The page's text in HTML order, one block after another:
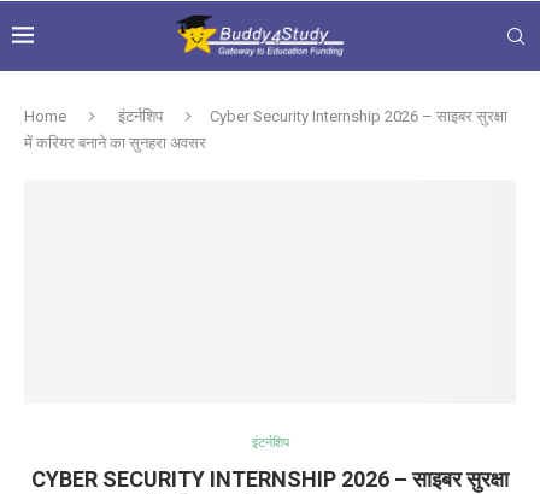
Home इंटर्नशिप
Cyber Security Internship 2026 – साइबर सुरक्षा
में करियर बनाने का सुनहरा अवसर
इंटर्नशिप
CYBER SECURITY INTERNSHIP 2026 – साइबर सुरक्षा